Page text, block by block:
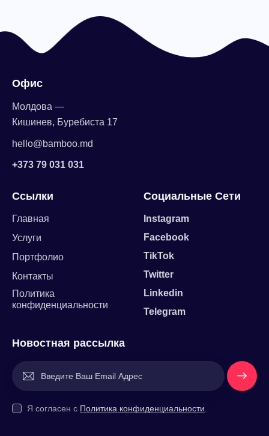
Офис
Молдова —
Кишинев, Буребиста 17
hello@bamboo.md
+373 79 031 031
Ссылки
Главная
Услуги
Портфолио
Контакты
Политика
конфиденциальности
Социальные Сети
Instagram
Facebook
TikTok
Twitter
Linkedin
Telegram
Новостная рассылка
Напишит
Я согласен с Политика конфиденциальности